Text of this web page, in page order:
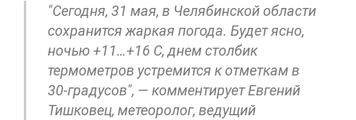
"Сегодня, 31 мая, в Челябинской области
сохранится жаркая погода. Будет ясно,
ночью +11…+16 С, днем столбик
термометров устремится к отметкам в
30-градусов", — комментирует Евгений
Тишковец, метеоролог, ведущий